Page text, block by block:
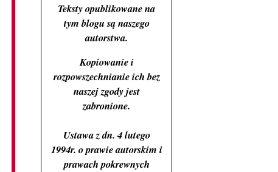
Teksty opublikowane na
tym blogu są naszego
autorstwa.
Kopiowanie i
rozpowszechnianie ich bez
naszej zgody jest
zabronione.
Ustawa z dn. 4 lutego
1994r. o prawie autorskim i
prawach pokrewnych